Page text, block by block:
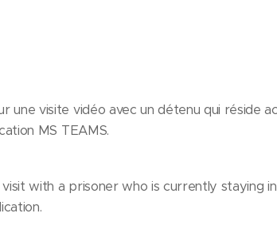
une visite vidéo avec un détenu qui réside
MS TEAMS.
with a prisoner who is currently staying